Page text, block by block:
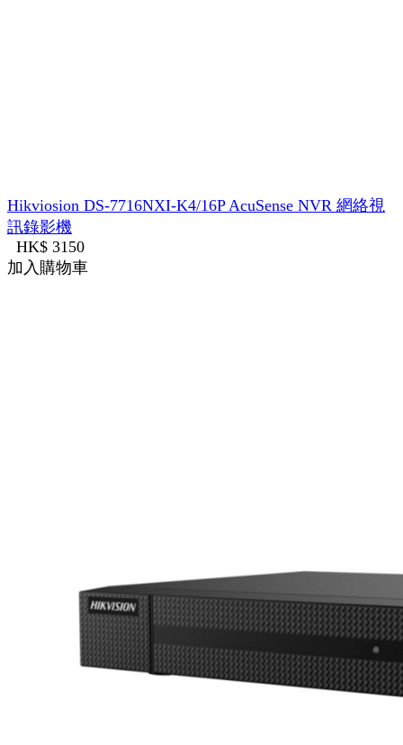
Hikviosion DS-7716NXI-K4/16P AcuSense NVR 網絡視
訊錄影機
HK$ 3150
加入購物車